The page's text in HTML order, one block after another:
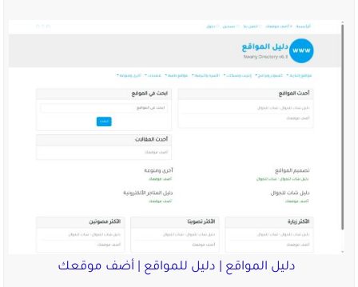
دليل المواقع | دليل للمواقع | أضف موقعك